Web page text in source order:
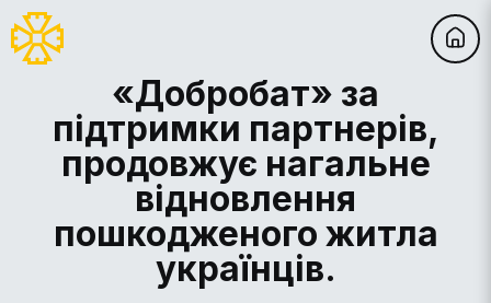
«Добробат» за
підтримки партнерів,
продовжує нагальне
відновлення
пошкодженого житла
українців.